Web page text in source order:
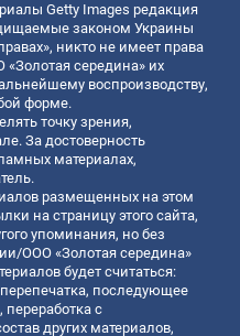
Getty Images редакция
законом Украины
никто не имеет права
середина» их
воспроизводству,
форме.
точку зрения,
За достоверность
материалах,
размещенных на этом
на страницу этого сайта,
упоминания, но без
ООО «Золотая середина»
будет считаться:
последующее
с
других материалов,